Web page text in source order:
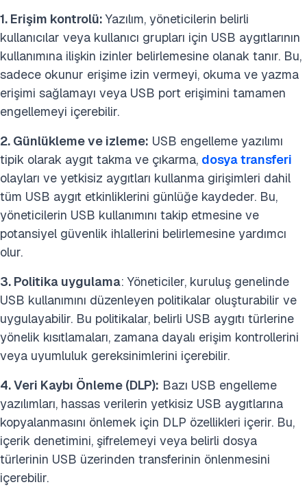
1. Erişim kontrolü:Yazılım, yöneticilerin belirli
kullanıcılar veya kullanıcı grupları için USB aygıtlarının
kullanımına ilişkin izinler belirlemesine olanak tanır. Bu,
sadece okunur erişime izin vermeyi, okuma ve yazma
erişimi sağlamayı veya USB port erişimini tamamen
engellemeyi içerebilir.
2. Günlükleme ve izleme: USB engelleme yazılımı
tipik olarak aygıt takma ve çıkarma, dosya transferi
olayları ve yetkisiz aygıtları kullanma girişimleri dahil
tüm USB aygıt etkinliklerini günlüğe kaydeder. Bu,
yöneticilerin USB kullanımını takip etmesine ve
potansiyel güvenlik ihlallerini belirlemesine yardımcı
olur.
3. Politika uygulama: Yöneticiler, kuruluş genelinde
USB kullanımını düzenleyen politikalar oluşturabilir ve
uygulayabilir. Bu politikalar, belirli USB aygıtı türlerine
yönelik kısıtlamaları, zamana dayalı erişim kontrollerini
veya uyumluluk gereksinimlerini içerebilir.
4. Veri Kaybı Önleme (DLP): Bazı USB engelleme
yazılımları, hassas verilerin yetkisiz USB aygıtlarına
kopyalanmasını önlemek için DLP özellikleri içerir. Bu,
içerik denetimini, şifrelemeyi veya belirli dosya
türlerinin USB üzerinden transferinin önlenmesini
içerebilir.